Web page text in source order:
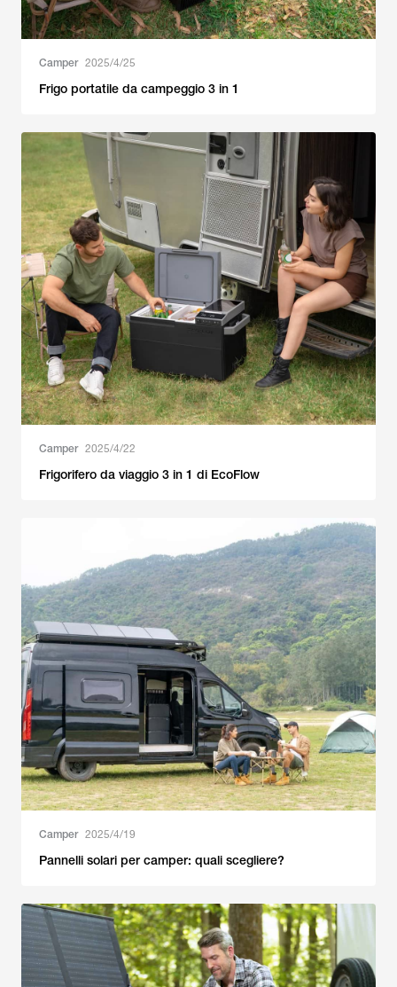
Camper 2025/4/25
Frigo portatile da campeggio 3 in 1
Camper 2025/4/22
Frigorifero da viaggio 3 in 1 di EcoFlow
Camper 2025/4/19
Pannelli solari per camper: quali scegliere?